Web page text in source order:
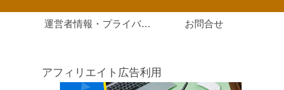
運営者情報・プライバシーポリシー お問合せ
アフィリエイト広告利用